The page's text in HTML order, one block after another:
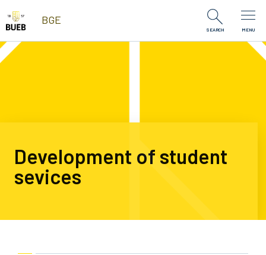
Skip to Content
BGE
SEARCH MENU
Development of student
sevices